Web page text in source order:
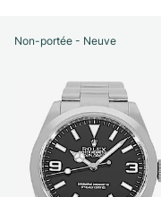
Non-portée - Neuve